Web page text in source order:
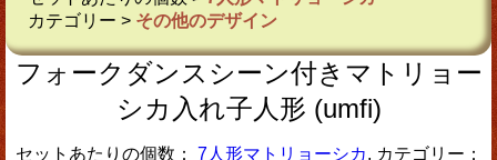
カテゴリー > その他のデザイン
フォークダンスシーン付きマトリョー
シカ入れ子人形 (umfi)
セットあたりの個数： 7人形マトリョーシカ, カテゴリー：